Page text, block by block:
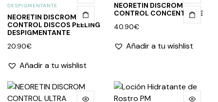
DESPIGMENTANTE
NEORETIN DISCROM
CONTROL DISCOS PEELING
DESPIGMENTANTE
20.90€
Añadir a tu wishlist
NEORETIN DISCROM
CONTROL CONCENTRATE
40.90€
Añadir a tu wishlist